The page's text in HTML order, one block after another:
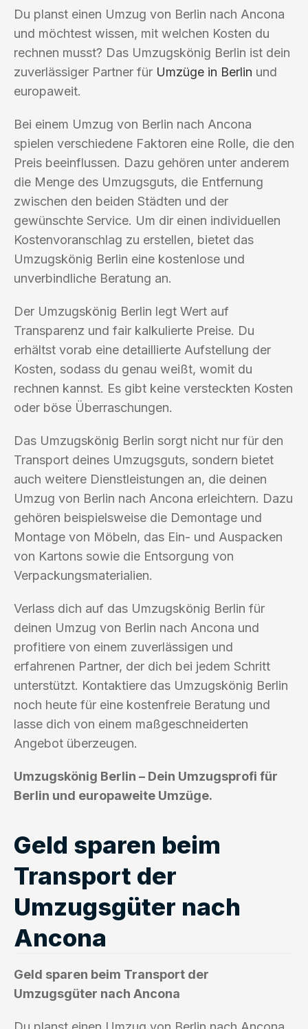
Du planst einen Umzug von Berlin nach Ancona
und möchtest wissen, mit welchen Kosten du
rechnen musst? Das Umzugskönig Berlin ist dein
zuverlässiger Partner für Umzüge in Berlin und
europaweit.
Bei einem Umzug von Berlin nach Ancona
spielen verschiedene Faktoren eine Rolle, die den
Preis beeinflussen. Dazu gehören unter anderem
die Menge des Umzugsguts, die Entfernung
zwischen den beiden Städten und der
gewünschte Service. Um dir einen individuellen
Kostenvoranschlag zu erstellen, bietet das
Umzugskönig Berlin eine kostenlose und
unverbindliche Beratung an.
Der Umzugskönig Berlin legt Wert auf
Transparenz und fair kalkulierte Preise. Du
erhältst vorab eine detaillierte Aufstellung der
Kosten, sodass du genau weißt, womit du
rechnen kannst. Es gibt keine versteckten Kosten
oder böse Überraschungen.
Das Umzugskönig Berlin sorgt nicht nur für den
Transport deines Umzugsguts, sondern bietet
auch weitere Dienstleistungen an, die deinen
Umzug von Berlin nach Ancona erleichtern. Dazu
gehören beispielsweise die Demontage und
Montage von Möbeln, das Ein- und Auspacken
von Kartons sowie die Entsorgung von
Verpackungsmaterialien.
Verlass dich auf das Umzugskönig Berlin für
deinen Umzug von Berlin nach Ancona und
profitiere von einem zuverlässigen und
erfahrenen Partner, der dich bei jedem Schritt
unterstützt. Kontaktiere das Umzugskönig Berlin
noch heute für eine kostenfreie Beratung und
lasse dich von einem maßgeschneiderten
Angebot überzeugen.
Umzugskönig Berlin – Dein Umzugsprofi für
Berlin und europaweite Umzüge.
Geld sparen beim
Transport der
Umzugsgüter nach
Ancona
Geld sparen beim Transport der
Umzugsgüter nach Ancona